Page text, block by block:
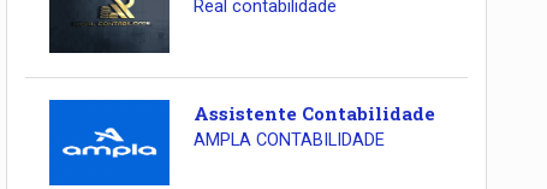
Real contabilidade
Assistente Contabilidade
AMPLA CONTABILIDADE